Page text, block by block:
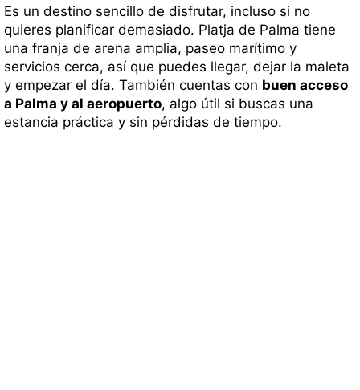
Es un destino sencillo de disfrutar, incluso si no
quieres planificar demasiado. Platja de Palma tiene
una franja de arena amplia, paseo marítimo y
servicios cerca, así que puedes llegar, dejar la maleta
y empezar el día. También cuentas con buen acceso
a Palma y al aeropuerto, algo útil si buscas una
estancia práctica y sin pérdidas de tiempo.